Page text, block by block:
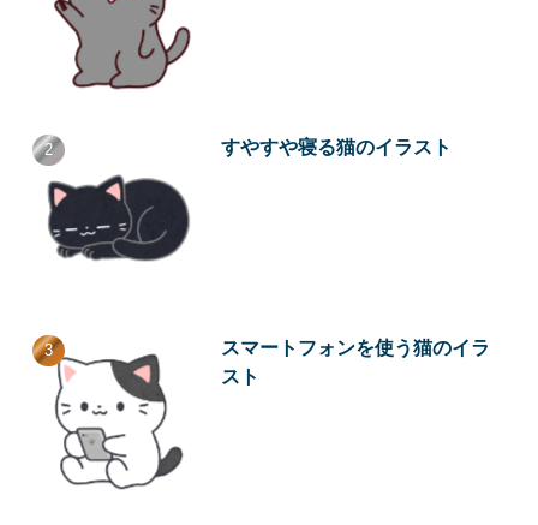
すやすや寝る猫のイラスト
スマートフォンを使う猫のイラ
スト